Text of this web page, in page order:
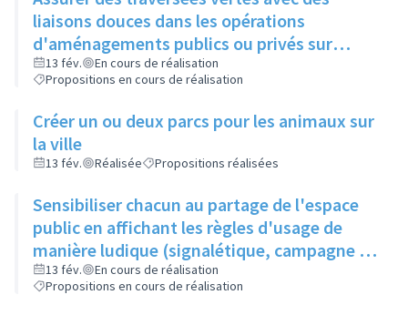
liaisons douces dans les opérations
d'aménagements publics ou privés sur
l'ensemble de la ville
13 fév.
En cours de réalisation
Propositions en cours de réalisation
Créer un ou deux parcs pour les animaux sur
la ville
13 fév. Réalisée Propositions réalisées
Sensibiliser chacun au partage de l'espace
public en affichant les règles d'usage de
manière ludique (signalétique, campagne de
communication décalée...)
13 fév.
En cours de réalisation
Propositions en cours de réalisation